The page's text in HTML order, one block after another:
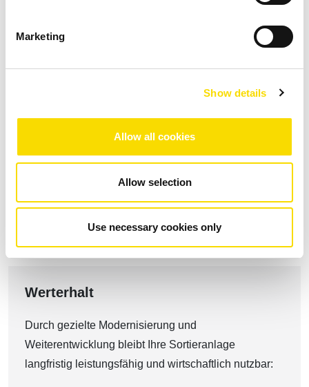
Marketing
Show details
Allow all cookies
Allow selection
Use necessary cookies only
MEHR ERFAHREN
Werterhalt
Durch gezielte Modernisierung und
Weiterentwicklung bleibt Ihre Sortieranlage
langfristig leistungsfähig und wirtschaftlich nutzbar: